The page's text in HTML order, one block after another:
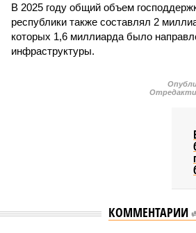
В 2025 году общий объем
республики также составлял 2
которых 1,6 миллиарда было
инфраструктуры.
КОММЕНТАРИИ